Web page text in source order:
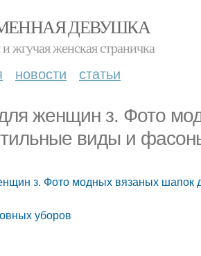
ДЕВУШКА
жгучая женская страничка
новости статьи
женщин з. Фото
виды и
з. Фото модных вязаных
уборов